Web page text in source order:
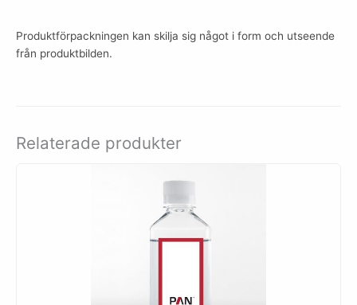
Produktförpackningen kan skilja sig något i form och utseende
från produktbilden.
Relaterade produkter